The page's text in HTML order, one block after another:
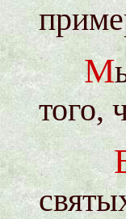
М
того,